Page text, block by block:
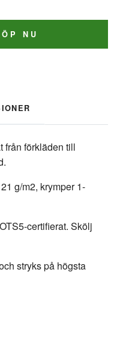
NU
från förkläden till
g/m2, krymper 1-
certifierat. Skölj
stryks på högsta